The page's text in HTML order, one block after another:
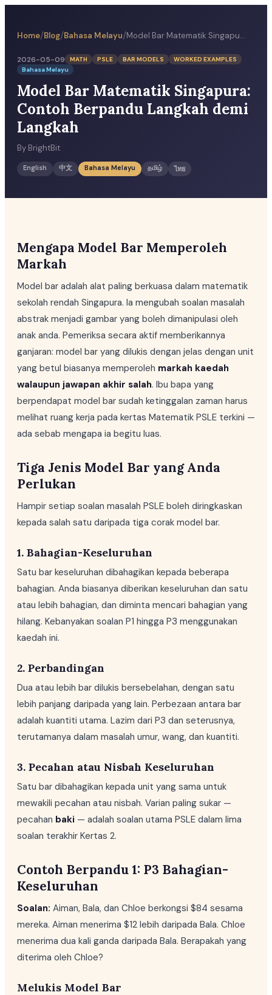
Home/Blog/Bahasa Melayu/ Model Bar Matematik Singapura: Contoh Berpandu Langkah demi Langkah
2026-05-09 MATH PSLE BAR MODELS
WORKED EXAMPLES
Bahasa Melayu
Model Bar Matematik Singapura:
Contoh Berpandu Langkah demi
Langkah
By BrightBit
English 中文 Bahasa Melayu தமிழ் ไทย
Mengapa Model Bar Memperoleh
Markah
Model bar adalah alat paling berkuasa dalam matematik
sekolah rendah Singapura. Ia mengubah soalan masalah
abstrak menjadi gambar yang boleh dimanipulasi oleh
anak anda. Pemeriksa secara aktif memberikannya
ganjaran: model bar yang dilukis dengan jelas dengan unit
yang betul biasanya memperoleh markah kaedah
walaupun jawapan akhir salah. Ibu bapa yang
berpendapat model bar sudah ketinggalan zaman harus
melihat ruang kerja pada kertas Matematik PSLE terkini —
ada sebab mengapa ia begitu luas.
Tiga Jenis Model Bar yang Anda
Perlukan
Hampir setiap soalan masalah PSLE boleh diringkaskan
kepada salah satu daripada tiga corak model bar.
1. Bahagian-Keseluruhan
Satu bar keseluruhan dibahagikan kepada beberapa
bahagian. Anda biasanya diberikan keseluruhan dan satu
atau lebih bahagian, dan diminta mencari bahagian yang
hilang. Kebanyakan soalan P1 hingga P3 menggunakan
kaedah ini.
2. Perbandingan
Dua atau lebih bar dilukis bersebelahan, dengan satu
lebih panjang daripada yang lain. Perbezaan antara bar
adalah kuantiti utama. Lazim dari P3 dan seterusnya,
terutamanya dalam masalah umur, wang, dan kuantiti.
3. Pecahan atau Nisbah Keseluruhan
Satu bar dibahagikan kepada unit yang sama untuk
mewakili pecahan atau nisbah. Varian paling sukar —
pecahan baki — adalah soalan utama PSLE dalam lima
soalan terakhir Kertas 2.
Contoh Berpandu 1: P3 Bahagian-
Keseluruhan
Soalan: Aiman, Bala, dan Chloe berkongsi $84 sesama
mereka. Aiman menerima $12 lebih daripada Bala. Chloe
menerima dua kali ganda daripada Bala. Berapakah yang
diterima oleh Chloe?
Melukis Model Bar